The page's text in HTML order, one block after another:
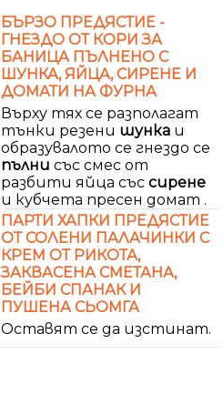
БЪРЗО ПРЕДЯСТИЕ -
ГНЕЗДО ОТ КОРИ ЗА
БАНИЦА ПЪЛНЕНО С
ШУНКА, ЯЙЦА, СИРЕНЕ И
ДОМАТИ НА ФУРНА
Върху тях се разполагат
тънки резени шунка и
образувалото се гнездо се
пълни със смес от
разбити яйца със сирене
и кубчета пресен домат .
ПАРТИ ХАПКИ ПРЕДЯСТИЕ
ОТ СОЛЕНИ ПАЛАЧИНКИ С
КРЕМ ОТ РИКОТА,
ЗАКВАСЕНА СМЕТАНА,
БЕЙБИ СПАНАК И
ПУШЕНА СЬОМГА
Оставят се да изстинат.